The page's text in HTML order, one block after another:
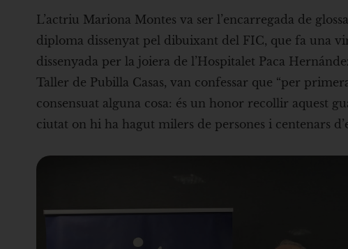
L’actriu Mariona Montes va ser l’encarregada de
diploma dissenyat pel dibuixant del FIC, que fa una
dissenyada per la joiera de l’Hospitalet Paca
Taller de Pubilla Casas, van confessar que “per
consensuat alguna cosa: és un honor recollir aquest
ciutat on hi ha hagut milers de persones i centenars